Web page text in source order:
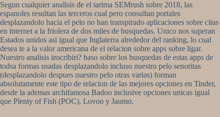
Segun cualquier analisis de el tarima SEMrush sobre 2018, las
espanoles resultan las terceros cual pero consultan portales
desplazandolo hacia el pelo no han transpirado aplicaciones sobre citas
en internet a la friolera de dos miles de busquedas. Unico nos superan
Estados unidos asi­ igual que Inglaterra alrededor del ranking, lo cual
desea te a la valor americana de el relacion sobre apps sobre ligar.
Nuestro analisis inscribiri? baso sobre los busquedas de estas apps de
todsa formas usadas desplazandolo incluso nuestro pelo senoritas
(desplazandolo despues nuestro pelo otras varias) forman
absolutamente este tipo de relacion de las mejores opciones en Tinder,
desde la ademas archifamosa Badoo inclusive opciones unicas igual
que Plenty of Fish (POC), Lovoo y Jaumo.